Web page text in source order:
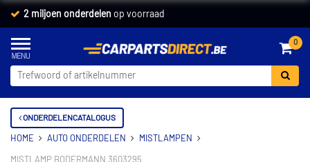
2 miljoen onderdelen op voorraad
0
ONDERDELENCATALOGUS
HOME AUTO ONDERDELEN MISTLAMPEN